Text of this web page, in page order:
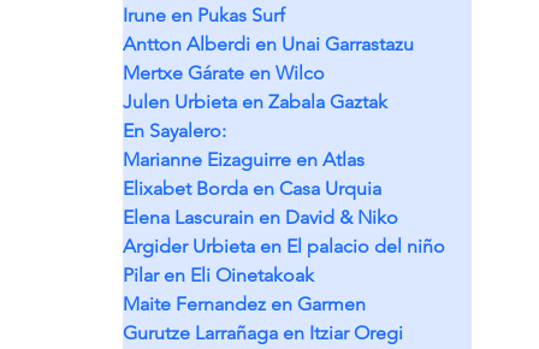
Irune en Pukas Surf
Antton Alberdi en Unai Garrastazu
Mertxe Gárate en Wilco
Julen Urbieta en Zabala Gaztak
En Sayalero:
Marianne Eizaguirre en Atlas
Elixabet Borda en Casa Urquia
Elena Lascurain en David & Niko
Argider Urbieta en El palacio del niño
Pilar en Eli Oinetakoak
Maite Fernandez en Garmen
Gurutze Larrañaga en Itziar Oregi